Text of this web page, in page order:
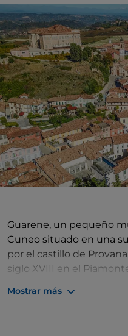
Guarene, un pequeño
Cuneo situado en una
por el castillo de
siglo XVIII en el
Mostrar más